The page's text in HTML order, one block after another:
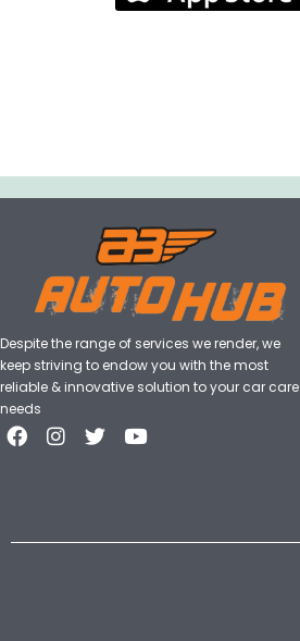
Despite the range of services we render, we
keep striving to endow you with the most
reliable & innovative solution to your car care
needs